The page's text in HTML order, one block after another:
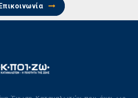
Επικοινωνία